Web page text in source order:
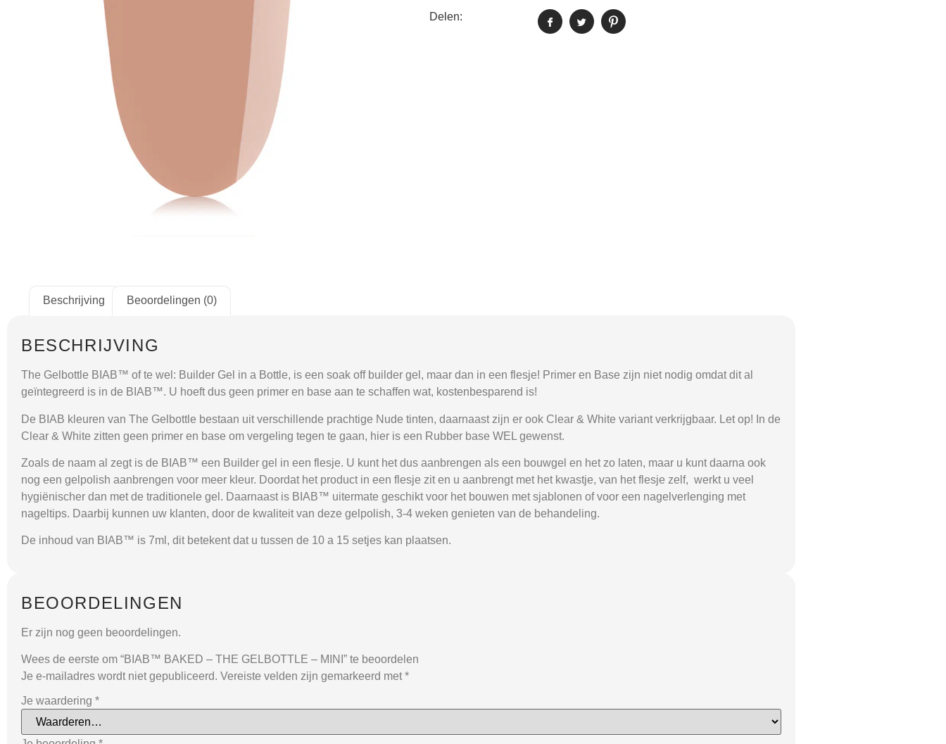
Delen:
Beschrijving Beoordelingen (0)
BESCHRIJVING
The Gelbottle BIAB™ of te wel: Builder Gel in a Bottle, is een soak off builder gel, maar dan in een flesje! Primer en Base zijn niet nodig omdat dit al
geïntegreerd is in de BIAB™. U hoeft dus geen primer en base aan te schaffen wat, kostenbesparend is!
De BIAB kleuren van The Gelbottle bestaan uit verschillende prachtige Nude tinten, daarnaast zijn er ook Clear & White variant verkrijgbaar. Let op! In de
Clear & White zitten geen primer en base om vergeling tegen te gaan, hier is een Rubber base WEL gewenst.
Zoals de naam al zegt is de BIAB™ een Builder gel in een flesje. U kunt het dus aanbrengen als een bouwgel en het zo laten, maar u kunt daarna ook
nog een gelpolish aanbrengen voor meer kleur. Doordat het product in een flesje zit en u aanbrengt met het kwastje, van het flesje zelf, werkt u veel
hygiënischer dan met de traditionele gel. Daarnaast is BIAB™ uitermate geschikt voor het bouwen met sjablonen of voor een nagelverlenging met
nageltips. Daarbij kunnen uw klanten, door de kwaliteit van deze gelpolish, 3-4 weken genieten van de behandeling.
De inhoud van BIAB™ is 7ml, dit betekent dat u tussen de 10 a 15 setjes kan plaatsen.
BEOORDELINGEN
Er zijn nog geen beoordelingen.
Wees de eerste om “BIAB™ BAKED – THE GELBOTTLE – MINI” te beoordelen
Je e-mailadres wordt niet gepubliceerd. Vereiste velden zijn gemarkeerd met *
Je waardering *